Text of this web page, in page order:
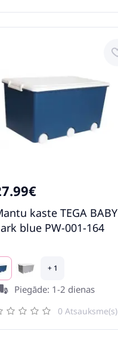
kaste TEGA BABY
blue PW-001-164
+ 1
Piegāde: 1-2 dienas
0 Atsauksme(s)